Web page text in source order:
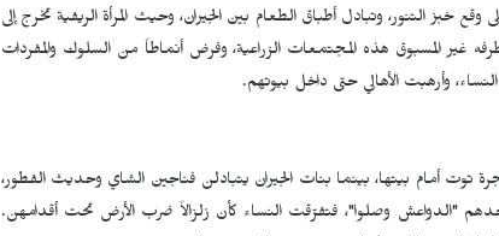
خبز التنور، وتبادل أطباق الطعام بين الجيران، وحيث المرأة الريفية تخرج إلى
غير المسبوق هذه المجتمعات الزراعية، وفرض أنماطاً من السلوك والمفردات
وأرهبت الأهالي حتى داخل بيوتهم.
توت أمام بيتها، بينما بنات الجيران يتبادلن فناجين الشاي وحديث الفطور،
"الدواعش وصلوا"، فتفرّقت النساء كأن زلزالاً ضرب الأرض تحت أقدامهن.